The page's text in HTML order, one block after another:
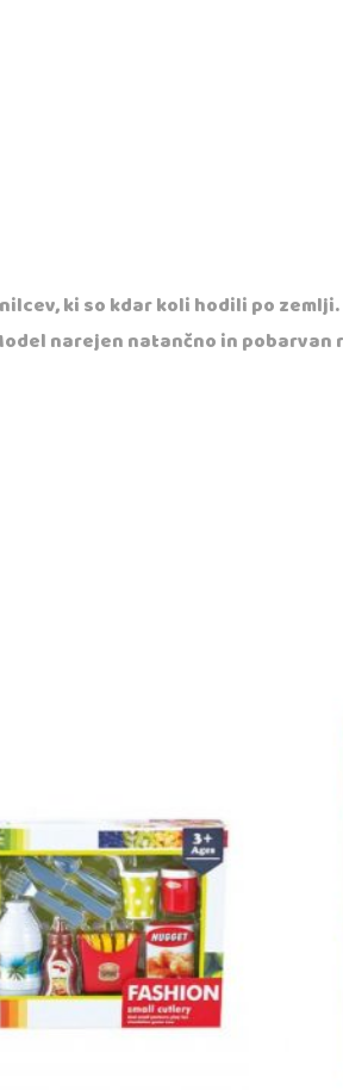
ki so kdar koli hodili po
narejen natančno in pobarvan